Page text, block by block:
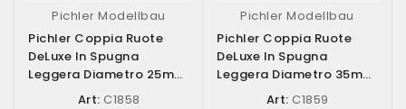
Pichler Modellbau
Pichler Coppia Ruote
DeLuxe In Spugna
Leggera Diametro 25mm
(art. C1858)
Art: C1858
Pichler Modellbau
Pichler Coppia Ruote
DeLuxe In Spugna
Leggera Diametro 35mm
(art. C1859)
Art: C1859